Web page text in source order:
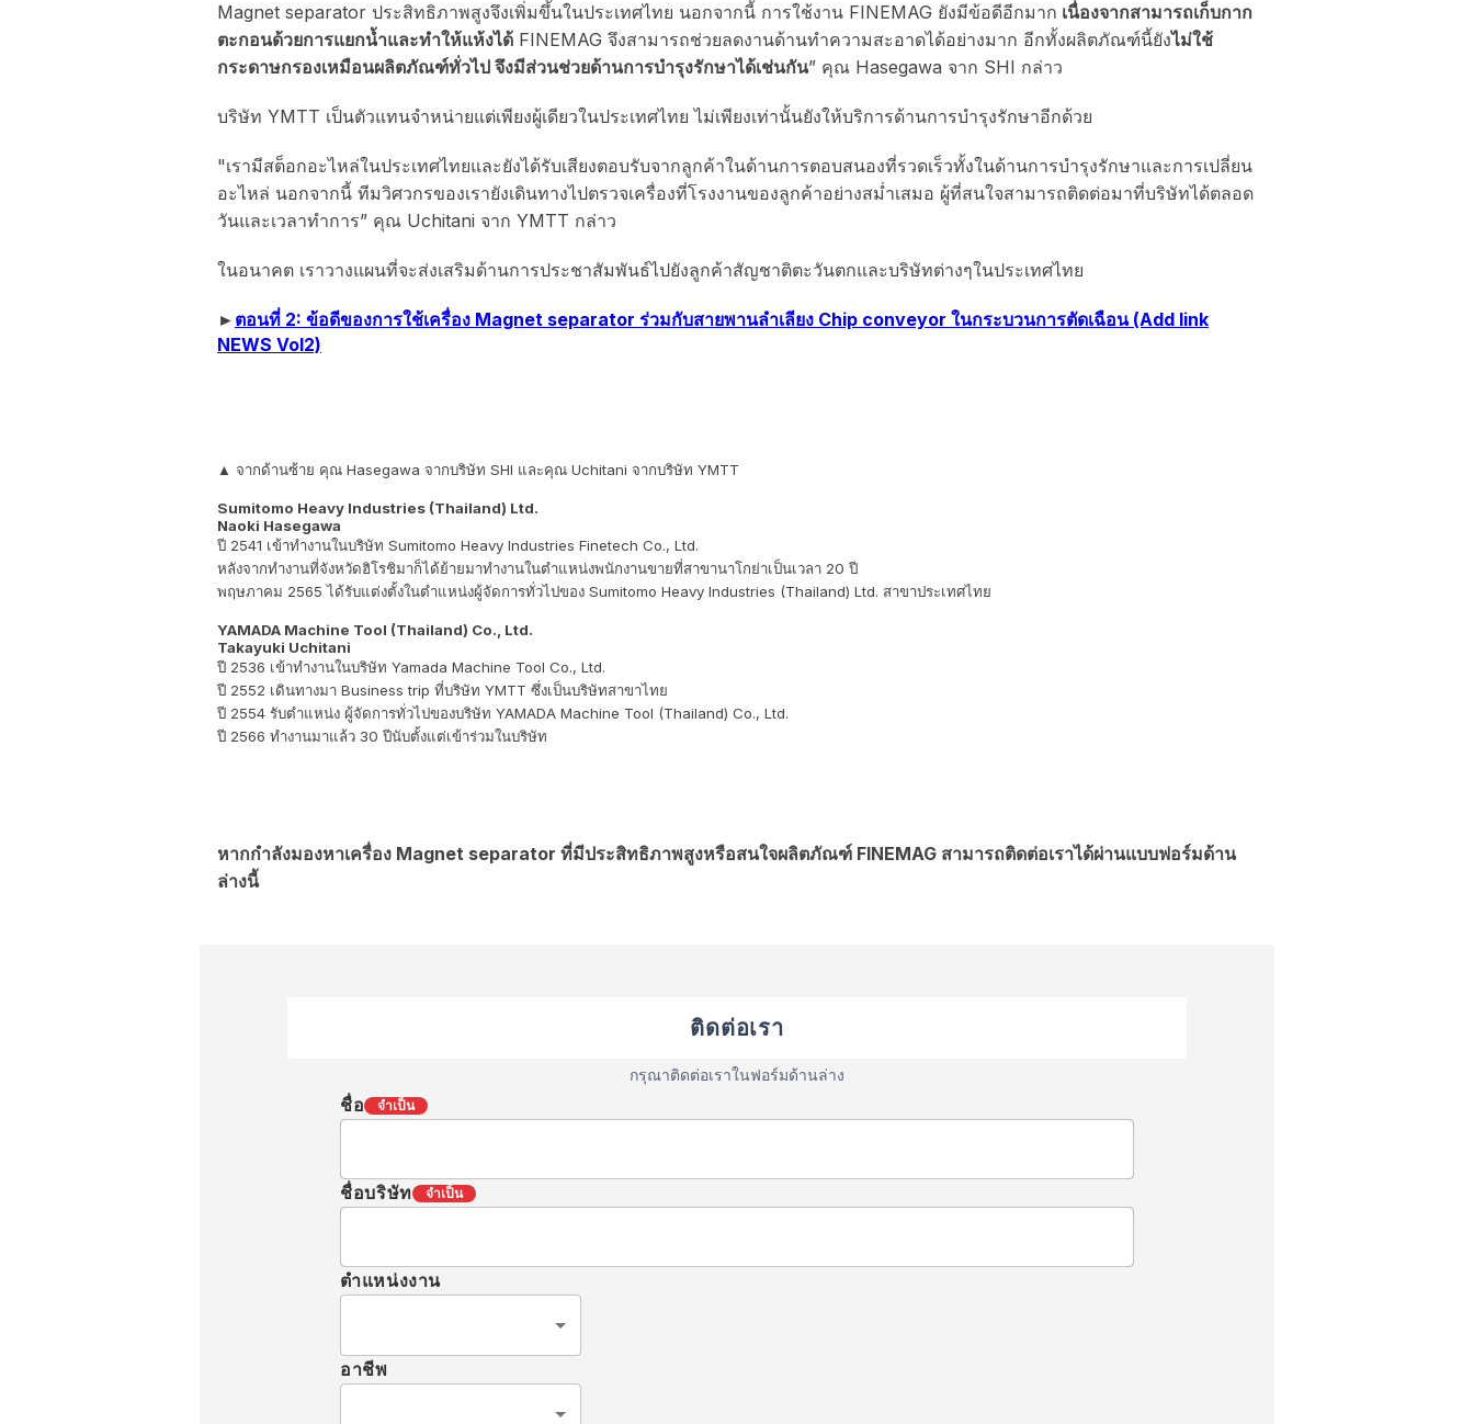
Magnet separator ประสิทธิภาพสูงจึงเพิ่มขึ้นในประเทศไทย นอกจากนี้ การใช้งาน FINEMAG ยังมีข้อดีอีกมาก เนื่องจากสามารถเก็บกาก
ตะกอนด้วยการแยกน้ำและทำให้แห้งได้ FINEMAG จึงสามารถช่วยลดงานด้านทำความสะอาดได้อย่างมาก อีกทั้งผลิตภัณฑ์นี้ยังไม่ใช้
กระดาษกรองเหมือนผลิตภัณฑ์ทั่วไป จึงมีส่วนช่วยด้านการบำรุงรักษาได้เช่นกัน” คุณ Hasegawa จาก SHI กล่าว
บริษัท YMTT เป็นตัวแทนจำหน่ายแต่เพียงผู้เดียวในประเทศไทย ไม่เพียงเท่านั้นยังให้บริการด้านการบำรุงรักษาอีกด้วย
"เรามีสต็อกอะไหล่ในประเทศไทยและยังได้รับเสียงตอบรับจากลูกค้าในด้านการตอบสนองที่รวดเร็วทั้งในด้านการบำรุงรักษาและการเปลี่ยน
อะไหล่ นอกจากนี้ ทีมวิศวกรของเรายังเดินทางไปตรวจเครื่องที่โรงงานของลูกค้าอย่างสม่ำเสมอ ผู้ที่สนใจสามารถติดต่อมาที่บริษัทได้ตลอด
วันและเวลาทำการ” คุณ Uchitani จาก YMTT กล่าว
ในอนาคต เราวางแผนที่จะส่งเสริมด้านการประชาสัมพันธ์ไปยังลูกค้าสัญชาติตะวันตกและบริษัทต่างๆในประเทศไทย
► ตอนที่ 2: ข้อดีของการใช้เครื่อง Magnet separator ร่วมกับสายพานลำเลียง Chip conveyor ในกระบวนการตัดเฉือน (Add link
NEWS Vol2)
▲ จากด้านซ้าย คุณ Hasegawa จากบริษัท SHI และคุณ Uchitani จากบริษัท YMTT
Sumitomo Heavy Industries (Thailand) Ltd.
Naoki Hasegawa
ปี 2541 เข้าทำงานในบริษัท Sumitomo Heavy Industries Finetech Co., Ltd.
หลังจากทำงานที่จังหวัดฮิโรชิมาก็ได้ย้ายมาทำงานในตำแหน่งพนักงานขายที่สาขานาโกย่าเป็นเวลา 20 ปี
พฤษภาคม 2565 ได้รับแต่งตั้งในตำแหน่งผู้จัดการทั่วไปของ Sumitomo Heavy Industries (Thailand) Ltd. สาขาประเทศไทย
YAMADA Machine Tool (Thailand) Co., Ltd.
Takayuki Uchitani
ปี 2536 เข้าทำงานในบริษัท Yamada Machine Tool Co., Ltd.
ปี 2552 เดินทางมา Business trip ที่บริษัท YMTT ซึ่งเป็นบริษัทสาขาไทย
ปี 2554 รับตำแหน่ง ผู้จัดการทั่วไปของบริษัท YAMADA Machine Tool (Thailand) Co., Ltd.
ปี 2566 ทำงานมาแล้ว 30 ปีนับตั้งแต่เข้าร่วมในบริษัท
หากกำลังมองหาเครื่อง Magnet separator ที่มีประสิทธิภาพสูงหรือสนใจผลิตภัณฑ์ FINEMAG สามารถติดต่อเราได้ผ่านแบบฟอร์มด้าน
ล่างนี้
ติดต่อเรา
กรุณาติดต่อเราในฟอร์มด้านล่าง
ชื่อ จำเป็น
ชื่อบริษัท จำเป็น
ตำแหน่งงาน
อาชีพ